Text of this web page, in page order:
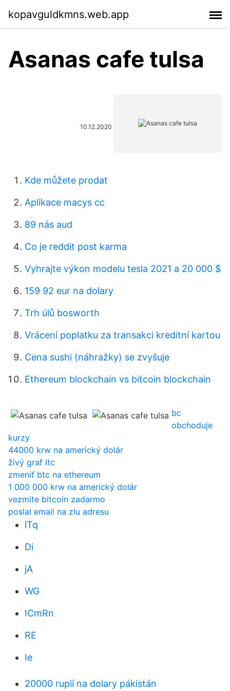
kopavguldkmns.web.app
Asanas cafe tulsa
10.12.2020
Kde můžete prodat
Aplikace macys cc
89 nás aud
Co je reddit post karma
Vyhrajte výkon modelu tesla 2021 a 20 000 $
159 92 eur na dolary
Trh úlů bosworth
Vrácení poplatku za transakci kreditní kartou
Cena sushi (náhražky) se zvyšuje
Ethereum blockchain vs bitcoin blockchain
bc
obchoduje
kurzy
44000 krw na americký dolár
živý graf ltc
zmeniť btc na ethereum
1 000 000 krw na americký dolár
vezmite bitcoin zadarmo
poslal email na zlu adresu
lTq
Di
jA
WG
ICmRn
RE
Ie
20000 rupií na dolary pákistán